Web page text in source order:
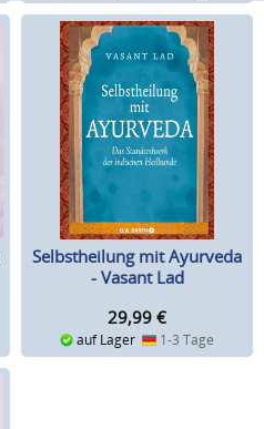
Selbstheilung mit Ayurveda
- Vasant Lad
29,99 €
auf Lager 1-3 Tage